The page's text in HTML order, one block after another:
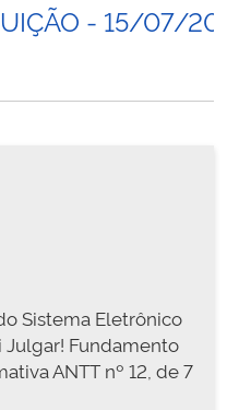
- 15/07/
Sistema Eletrônico
Julgar! Fundamento
ANTT nº 12, de 7